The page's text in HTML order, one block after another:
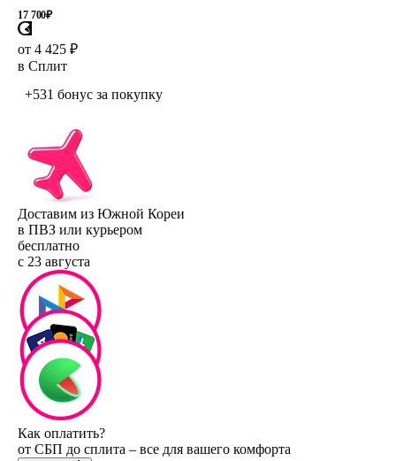
17 700₽
от 4 425 ₽
в Сплит
+531 бонус за покупку
Доставим из Южной Кореи
в ПВЗ или курьером
бесплатно
с 23 августа
Как оплатить?
от СБП до сплита – все для вашего комфорта